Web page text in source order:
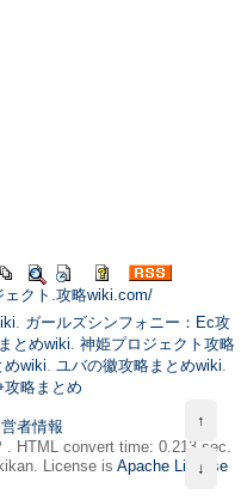
ェクト.攻略wiki.com/
. ガールズシンフォニー：Ec攻
とめwiki. 神姫プロジェクト攻略
めwiki. ユバの徽攻略まとめwiki.
略まとめ
者情報
. HTML convert time: 0.213 sec.
License is Apache License
↑
↓